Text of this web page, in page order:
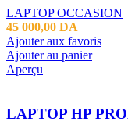
LAPTOP OCCASION
45 000,00 DA
Ajouter aux favoris
Ajouter au panier
Aperçu